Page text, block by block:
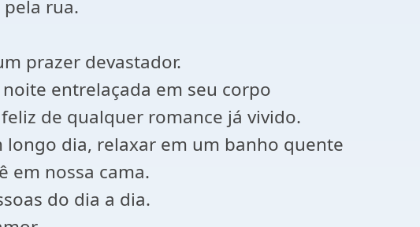
rua.
prazer devastador.
entrelaçada em seu corpo
de qualquer romance já vivido.
longo dia, relaxar em um banho quente
em nossa cama.
do dia a dia.